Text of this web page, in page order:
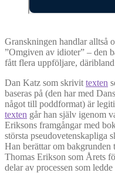
Granskningen handlar alltså
”Omgiven av idioter” – den
fått flera uppföljare,
Dan Katz som skrivit texten
baseras på (den har med
något till poddformat) är
texten går han själv igenom
Eriksons framgångar med
största pseudovetenskapliga
Han berättar om
Thomas Erikson som Årets
delar av processen som